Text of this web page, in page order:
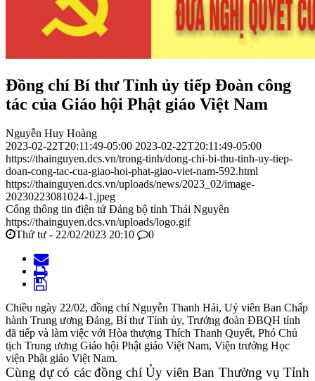
Đồng chí Bí thư Tỉnh ủy tiếp Đoàn công
tác của Giáo hội Phật giáo Việt Nam
Nguyễn Huy Hoàng
2023-02-22T20:11:49-05:00 2023-02-22T20:11:49-05:00
https://thainguyen.dcs.vn/trong-tinh/dong-chi-bi-thu-tinh-uy-tiep-
doan-cong-tac-cua-giao-hoi-phat-giao-viet-nam-592.html
https://thainguyen.dcs.vn/uploads/news/2023_02/image-
20230223081024-1.jpeg
Cổng thông tin điện tử Đảng bộ tỉnh Thái Nguyên
https://thainguyen.dcs.vn/uploads/logo.gif
Thứ tư - 22/02/2023 20:10
0
Chiều ngày 22/02, đồng chí Nguyễn Thanh Hải, Uỷ viên Ban Chấp
hành Trung ương Đảng, Bí thư Tỉnh ủy, Trưởng đoàn ĐBQH tỉnh
đã tiếp và làm việc với Hòa thượng Thích Thanh Quyết, Phó Chủ
tịch Trung ương Giáo hội Phật giáo Việt Nam, Viện trưởng Học
viện Phật giáo Việt Nam.
Cùng dự có các đồng chí Ủy viên Ban Thường vụ Tỉnh